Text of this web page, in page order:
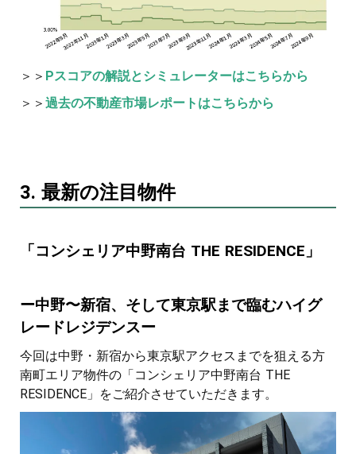
＞＞ Pスコアの解説とシミュレーターはこちらから
＞＞ 過去の不動産市場レポートはこちらから
3. 最新の注目物件
「コンシェリア中野南台 THE RESIDENCE」
ー中野〜新宿、そして東京駅まで臨むハイグ
レードレジデンスー
今回は中野・新宿から東京駅アクセスまでを狙える方
南町エリア物件の「コンシェリア中野南台 THE
RESIDENCE」をご紹介させていただきます。